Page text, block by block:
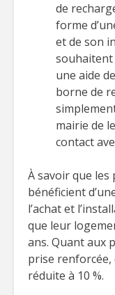
de
forme
et de son
souhaitent
une aide
borne de
mairie de
contact
À savoir que
bénéficient
l’achat et
que leur
ans. Quant aux
prise renforcée,
réduite à 10 %.